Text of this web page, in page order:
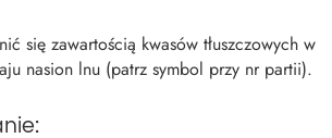
się zawartością kwasów tłuszczowych w
nasion lnu (patrz symbol przy nr partii).